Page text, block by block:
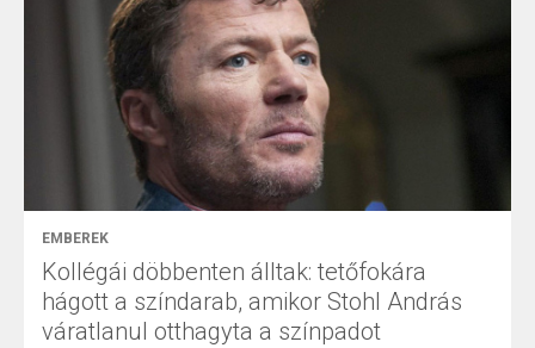
EMBEREK
Kollégái döbbenten álltak: tetőfokára
hágott a színdarab, amikor Stohl András
váratlanul otthagyta a színpadot